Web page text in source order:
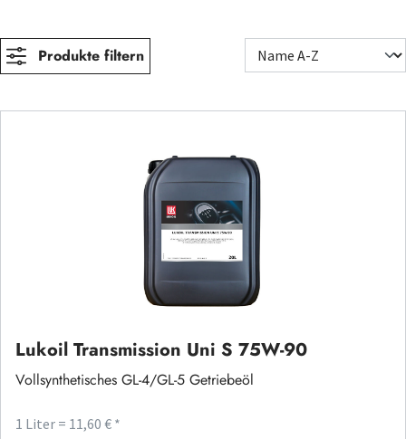
Produkte filtern
Lukoil Transmission Uni S 75W-90
Vollsynthetisches GL-4/GL-5 Getriebeöl
1 Liter = 11,60 € *